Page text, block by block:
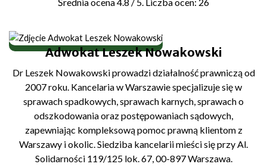
Średnia ocena4.8 / 5. Liczba ocen: 26
Adwokat Leszek Nowakowski
Dr Leszek Nowakowski prowadzi działalność prawniczą od
2007 roku. Kancelaria w Warszawie specjalizuje się w
sprawach spadkowych, sprawach karnych, sprawach o
odszkodowania oraz postępowaniach sądowych,
zapewniając kompleksową pomoc prawną klientom z
Warszawy i okolic. Siedziba kancelarii mieści się przy Al.
Solidarności 119/125 lok. 67, 00-897 Warszawa.